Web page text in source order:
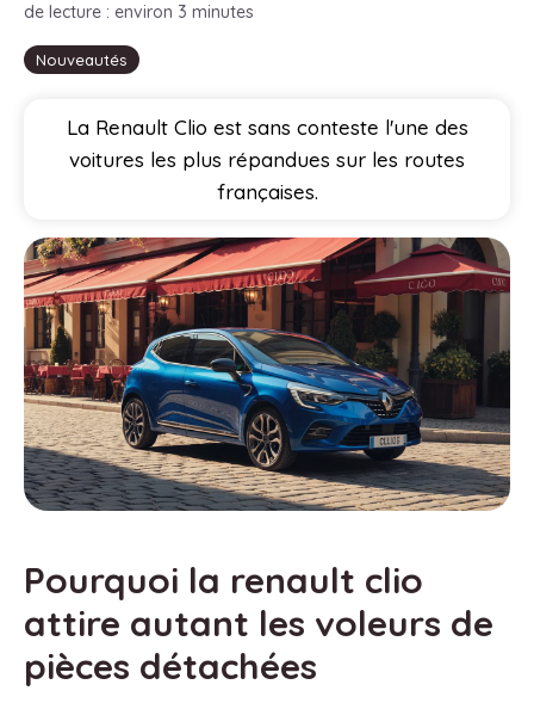
Nouveautés
de lecture : environ 3 minutes
La Renault Clio est sans conteste l'une des
voitures les plus répandues sur les routes
françaises.
Pourquoi la renault clio
attire autant les voleurs de
pièces détachées